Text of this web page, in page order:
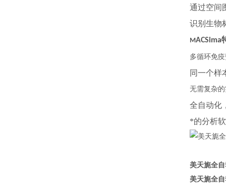
通过空间
识别生物
MACSima
多循环免
同一个样
无需复杂
全自动化
*的分析
美天旎全
美天旎全